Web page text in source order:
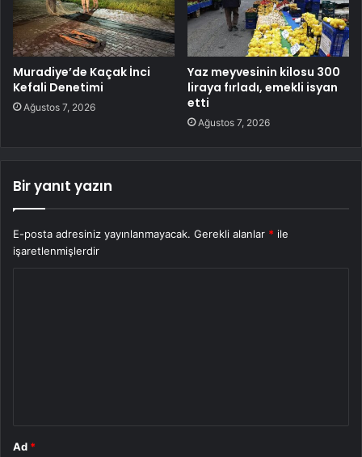
Muradiye’de Kaçak İnci
Kefali Denetimi
Ağustos 7, 2026
Yaz meyvesinin kilosu 300
liraya fırladı, emekli isyan
etti
Ağustos 7, 2026
Bir yanıt yazın
E-posta adresiniz yayınlanmayacak. Gerekli alanlar * ile
işaretlenmişlerdir
Ad *